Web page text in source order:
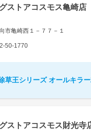
ストアコスモス亀崎店
市亀崎西１－７７－１
50-1770
草王シリーズ オールキラ
グストアコスモス財光寺